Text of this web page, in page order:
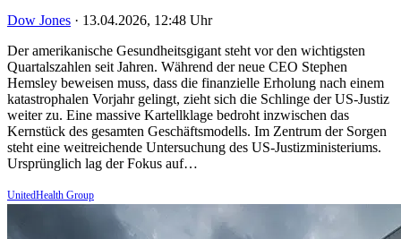
Dow Jones · 13.04.2026, 12:48 Uhr
Der amerikanische Gesundheitsgigant steht vor den wichtigsten
Quartalszahlen seit Jahren. Während der neue CEO Stephen
Hemsley beweisen muss, dass die finanzielle Erholung nach einem
katastrophalen Vorjahr gelingt, zieht sich die Schlinge der US-Justiz
weiter zu. Eine massive Kartellklage bedroht inzwischen das
Kernstück des gesamten Geschäftsmodells. Im Zentrum der Sorgen
steht eine weitreichende Untersuchung des US-Justizministeriums.
Ursprünglich lag der Fokus auf…
UnitedHealth Group